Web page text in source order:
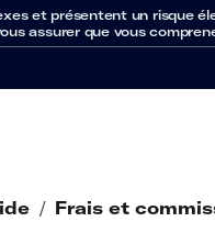
et présentent un risque
assurer que vous
/ Frais et